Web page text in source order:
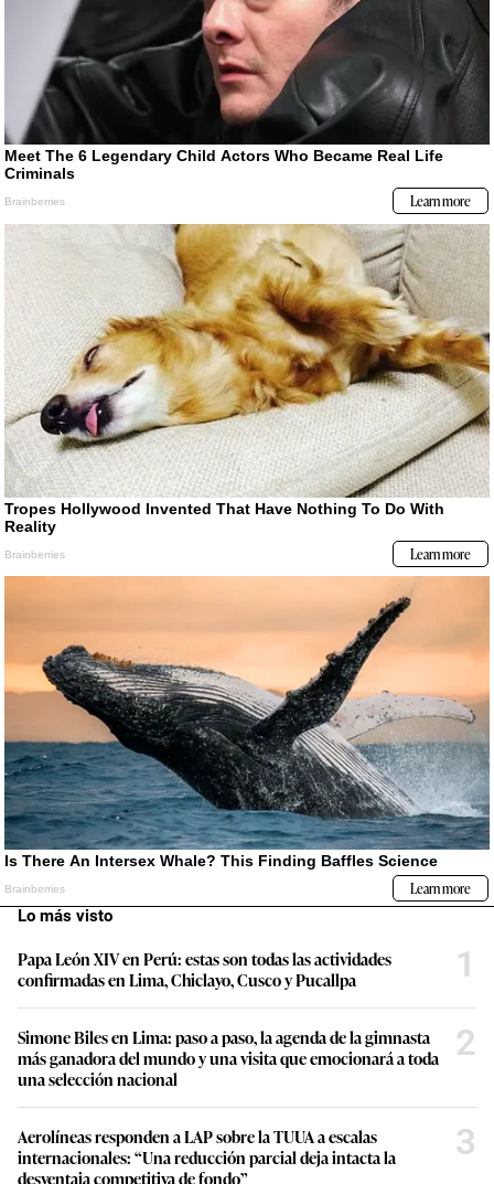
Lo más visto
Papa León XIV en Perú: estas son todas las actividades
confirmadas en Lima, Chiclayo, Cusco y Pucallpa
1
Simone Biles en Lima: paso a paso, la agenda de la gimnasta
más ganadora del mundo y una visita que emocionará a toda
una selección nacional
2
Aerolíneas responden a LAP sobre la TUUA a escalas
internacionales: “Una reducción parcial deja intacta la
desventaja competitiva de fondo”
3